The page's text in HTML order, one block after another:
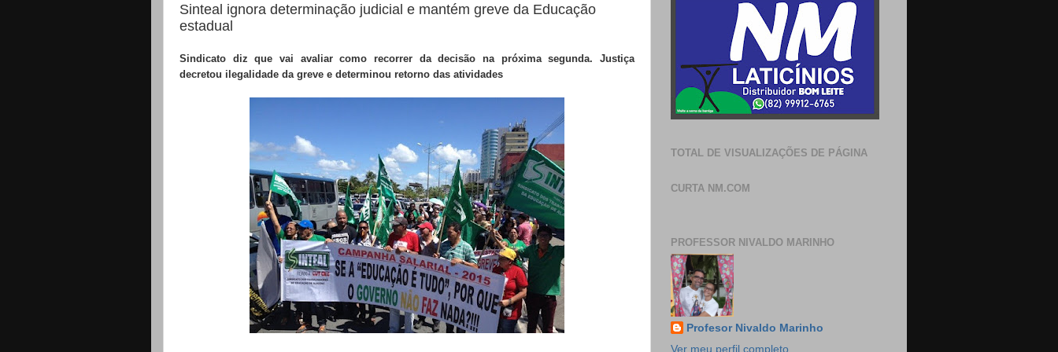
Sinteal ignora determinação judicial e mantém greve da Educação
estadual
Sindicato diz que vai avaliar como recorrer da decisão na próxima segunda. Justiça
decretou ilegalidade da greve e determinou retorno das atividades
TOTAL DE VISUALIZAÇÕES DE PÁGINA
CURTA NM.COM
PROFESSOR NIVALDO MARINHO
Profesor Nivaldo Marinho
Ver meu perfil completo